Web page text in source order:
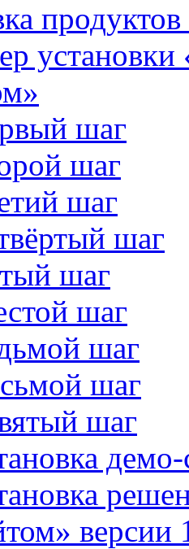
шаг
шаг
шаг
шаг
шаг
шаг
шаг
шаг
шаг